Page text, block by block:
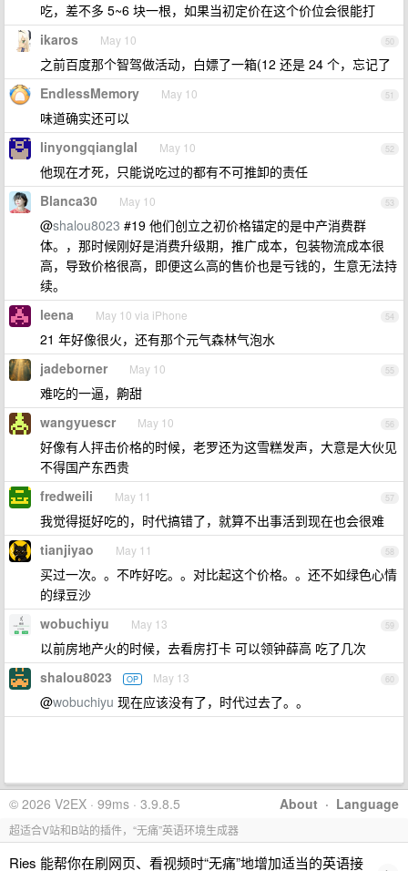
吃，差不多 5~6 块一根，如果当初定价在这个价位会很能打
50
ikaros May 10
之前百度那个智驾做活动，白嫖了一箱(12 还是 24 个，忘记了
51
EndlessMemory May 10
味道确实还可以
52
linyongqianglal May 10
他现在才死，只能说吃过的都有不可推卸的责任
53
Blanca30 May 10
@shalou8023 #19 他们创立之初价格锚定的是中产消费群
体。，那时候刚好是消费升级期，推广成本，包装物流成本很
高，导致价格很高，即便这么高的售价也是亏钱的，生意无法持
续。
54
leena May 10 via iPhone
21 年好像很火，还有那个元气森林气泡水
55
jadeborner May 10
难吃的一逼，齁甜
56
wangyuescr May 10
好像有人抨击价格的时候，老罗还为这雪糕发声，大意是大伙见
不得国产东西贵
57
fredweili May 11
我觉得挺好吃的，时代搞错了，就算不出事活到现在也会很难
58
tianjiyao May 11
买过一次。。不咋好吃。。对比起这个价格。。还不如绿色心情
的绿豆沙
59
wobuchiyu May 13
以前房地产火的时候，去看房打卡 可以领钟薛高 吃了几次
60
shalou8023 OP May 13
@wobuchiyu 现在应该没有了，时代过去了。。
About · Language
© 2026 V2EX · 99ms · 3.9.8.5
超适合V站和B站的插件，“无痛”英语环境生成器
Ries 能帮你在刷网页、看视频时“无痛”地增加适当的英语接